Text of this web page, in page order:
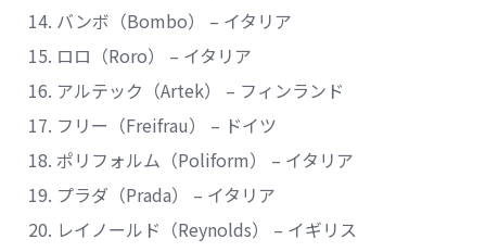
バンボ（Bombo） – イタリア
ロロ（Roro） – イタリア
アルテック（Artek） – フィンランド
フリー（Freifrau） – ドイツ
ポリフォルム（Poliform） – イタリア
プラダ（Prada） – イタリア
レイノールド（Reynolds） – イギリス